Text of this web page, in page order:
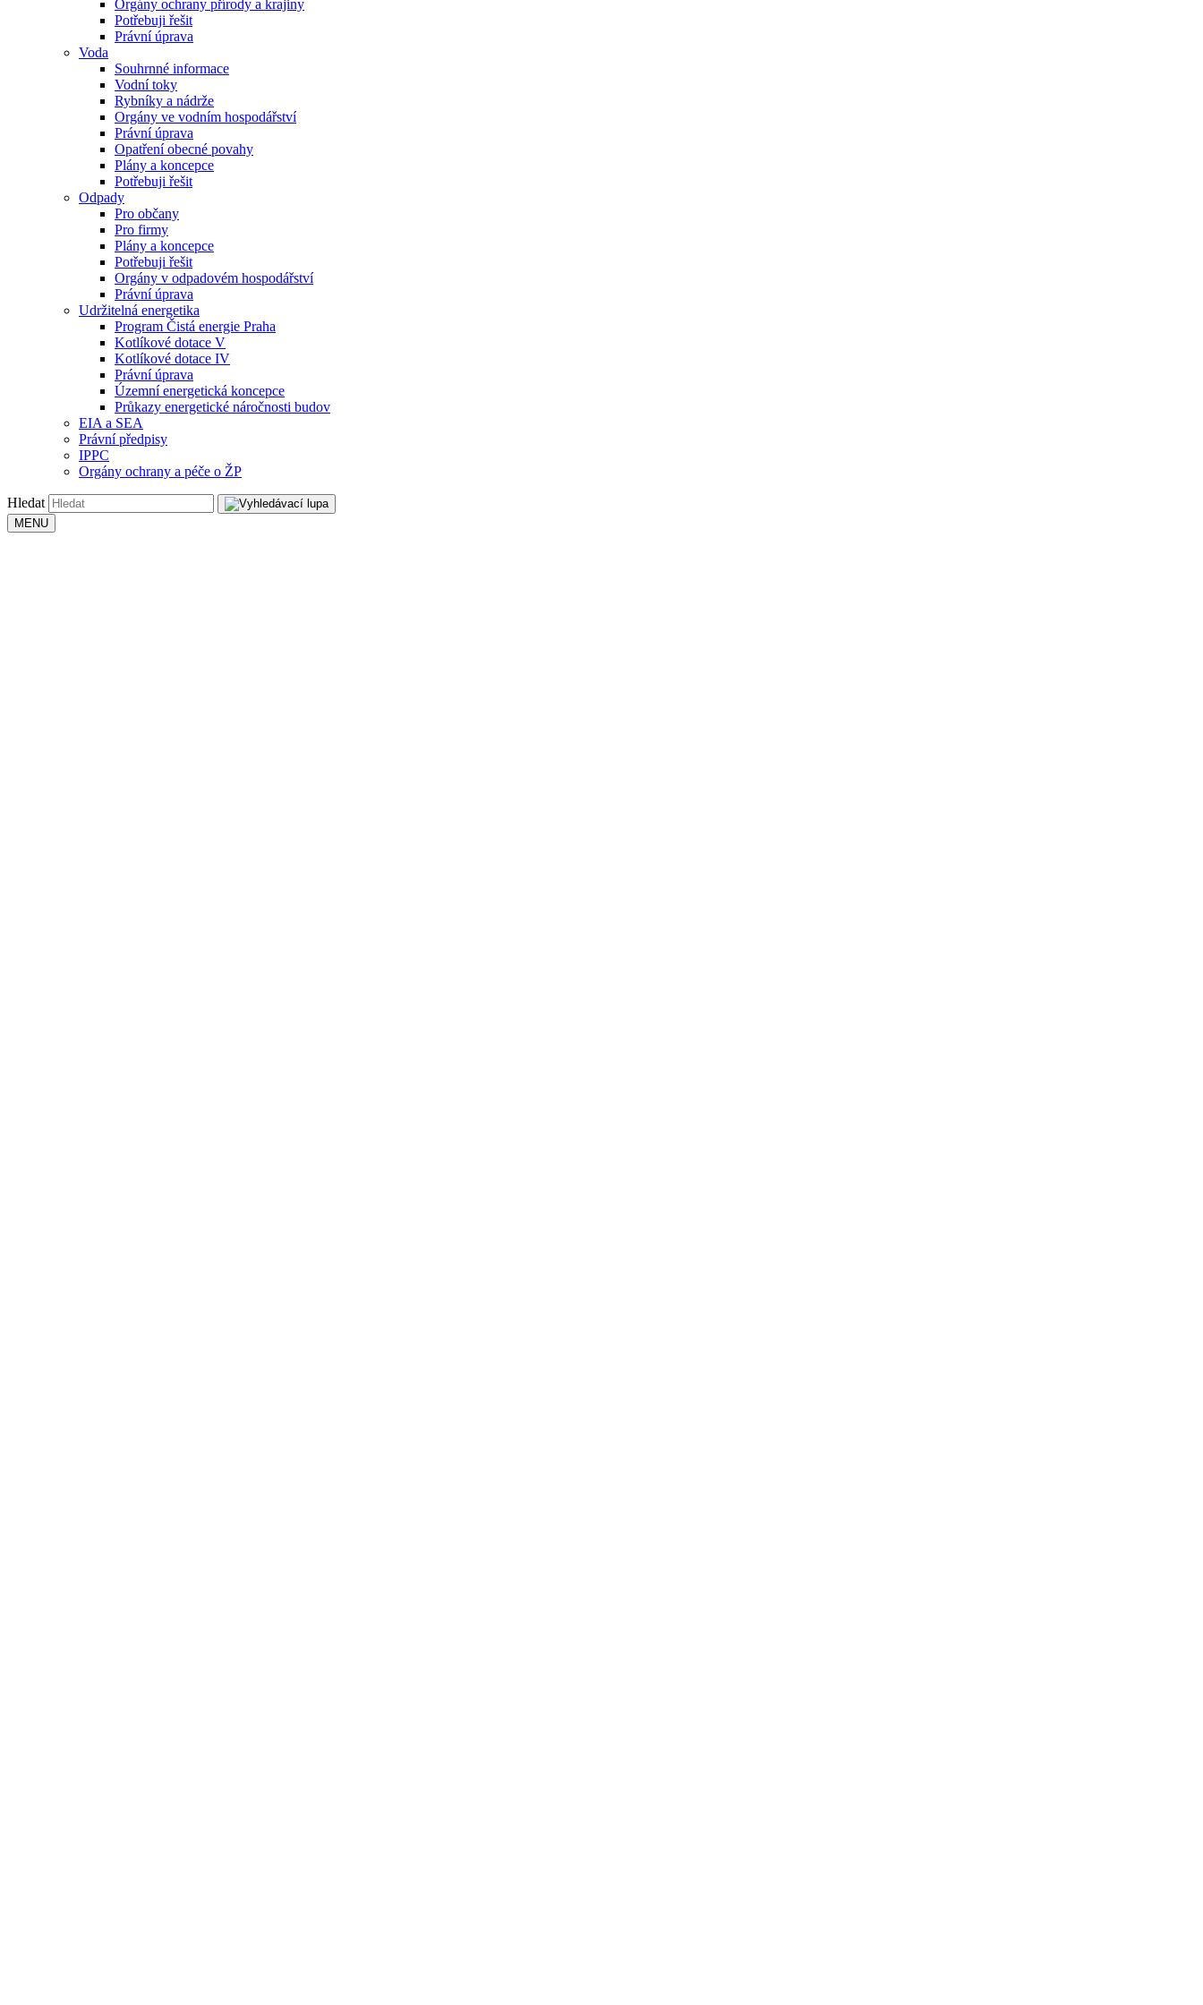
Orgány ochrany přírody a krajiny
Potřebuji řešit
Právní úprava
Voda
Souhrnné informace
Vodní toky
Rybníky a nádrže
Orgány ve vodním hospodářství
Právní úprava
Opatření obecné povahy
Plány a koncepce
Potřebuji řešit
Odpady
Pro občany
Pro firmy
Plány a koncepce
Potřebuji řešit
Orgány v odpadovém hospodářství
Právní úprava
Udržitelná energetika
Program Čistá energie Praha
Kotlíkové dotace V
Kotlíkové dotace IV
Právní úprava
Územní energetická koncepce
Průkazy energetické náročnosti budov
EIA a SEA
Právní předpisy
IPPC
Orgány ochrany a péče o ŽP
Hledat
MENU